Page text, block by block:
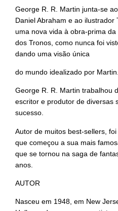
George R. R. Martin junta-se
Daniel Abraham e ao ilustrador
uma nova vida à obra-prima
dos Tronos, como nunca foi
dando uma visão única
do mundo idealizado por Martin.
George R. R. Martin trabalhou
escritor e produtor de diversas
sucesso.
Autor de muitos best-sellers,
que começou a sua mais
que se tornou na saga de
anos.
AUTOR
Nasceu em 1948, em New